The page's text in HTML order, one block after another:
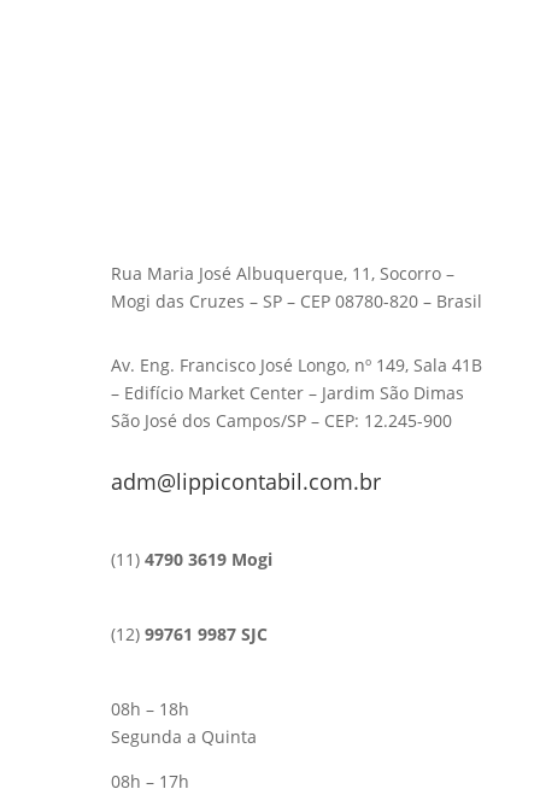
Rua Maria José Albuquerque, 11, Socorro –
Mogi das Cruzes – SP – CEP 08780-820 – Brasil
Av. Eng. Francisco José Longo, nº 149, Sala 41B
– Edifício Market Center – Jardim São Dimas
São José dos Campos/SP – CEP: 12.245-900
adm@lippicontabil.com.br
(11) 4790 3619 Mogi
(12) 99761 9987 SJC
08h – 18h
Segunda a Quinta
08h – 17h